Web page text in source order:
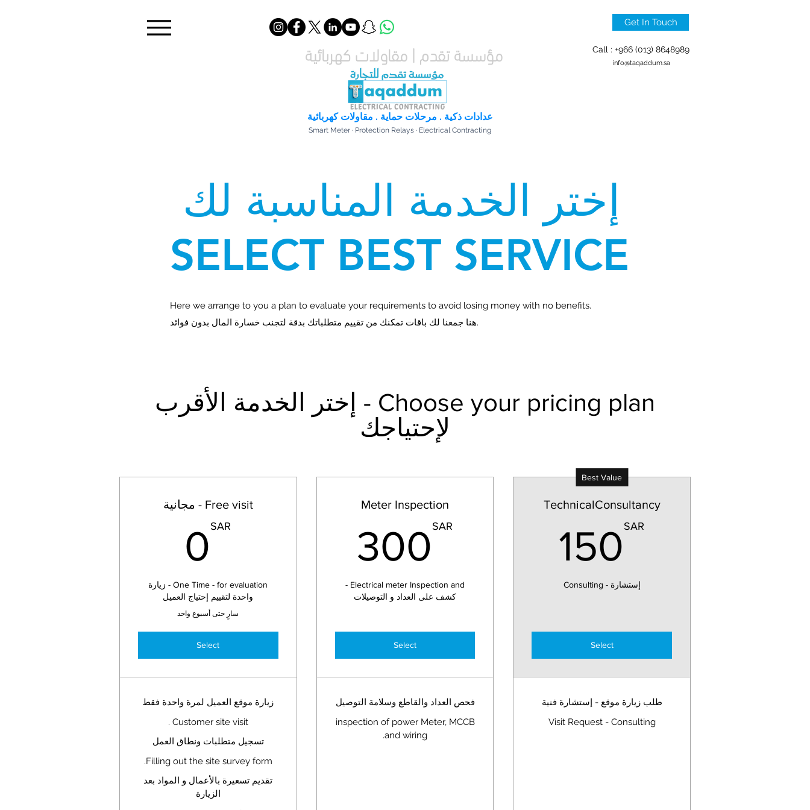
مؤسسة تقدم | مقاولات كهربائية
عدادات ذكية . مرحلات حماية . مقاولات كهربائية
Get In Touch
Call : +966 (013) 8648989
info@taqaddum.sa
Smart Meter · Protection Relays · Electrical Contracting
إختر الخدمة المناسبة لك
SELECT BEST SERVICE
Here we arrange to you a plan to evaluate your requirements to avoid losing money with no benefits.
هنا جمعنا لك باقات تمكنك من تقييم متطلباتك بدقة لتجنب خسارة المال بدون فوائد.
Choose your pricing plan - إختر الخدمة الأقرب
لإحتياجك
Best Value
TechnicalConsultancy
SAR
150
150SAR
إستشارة - Consulting
Select
طلب زيارة موقع - إستشارة فنية
Visit Request - Consulting
Meter Inspection
SAR
300
300SAR
Electrical meter Inspection and -
كشف على العداد و التوصيلات
Select
فحص العداد والقاطع وسلامة التوصيل
inspection of power Meter, MCCB
and wiring.
Free visit - مجانية
SAR
0
One Time - for evaluation - زيارة
واحدة لتقييم إحتياج العميل
سارٍ حتى أسبوع واحد
Select
زيارة موقع العميل لمرة واحدة فقط
Customer site visit .
تسجيل متطلبات ونطاق العمل
Filling out the site survey form.
تقديم تسعيرة بالأعمال و المواد بعد
الزيارة